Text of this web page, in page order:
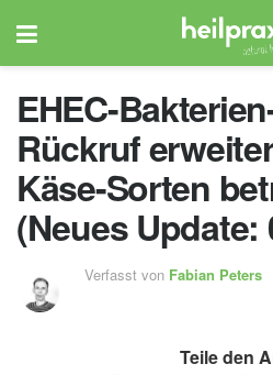
EHEC-
Rückruf
Käse-Sorten
(Neues Update:
Verfasst von Fabian Peters
Teile den